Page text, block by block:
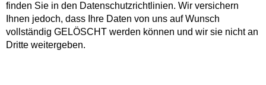
finden Sie in den Datenschutzrichtlinien. Wir versichern
Ihnen jedoch, dass Ihre Daten von uns auf Wunsch
vollständig GELÖSCHT werden können und wir sie nicht an
Dritte weitergeben.